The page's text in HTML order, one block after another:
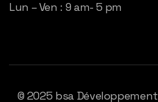
Lun – Ven : 9 am- 5 pm
© 2025 bsa Développement